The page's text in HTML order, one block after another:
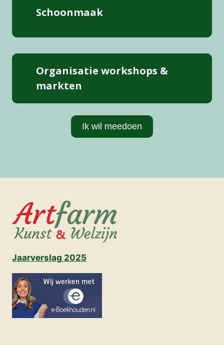
Schoonmaak
Organisatie workshops &
markten
Ik wil meedoen
Jaarverslag 2025